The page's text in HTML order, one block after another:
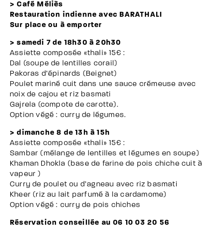
> Café Méliès
Restauration indienne avec BARATHALI
Sur place ou à emporter
> samedi 7 de 18h30 à 20h30
Assiette composée «thali» 15€ :
Dal (soupe de lentilles corail)
Pakoras d’épinards (Beignet)
Poulet mariné cuit dans une sauce crémeuse avec
noix de cajou et riz basmati
Gajrela (compote de carotte).
Option végé : curry de légumes.
> dimanche 8 de 13h à 15h
Assiette composée «thali» 15€ :
Sambar (mélange de lentilles et légumes en soupe)
Khaman Dhokla (base de farine de pois chiche cuit à
vapeur )
Curry de poulet ou d’agneau avec riz basmati
Kheer (riz au lait parfumé à la cardamome)
Option végé : curry de pois chiches
Réservation conseillée au 06 10 03 20 56